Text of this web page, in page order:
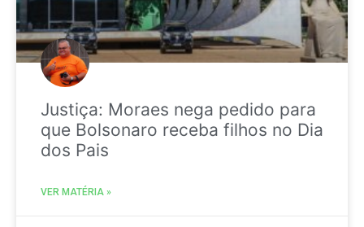
Justiça: Moraes nega pedido para
que Bolsonaro receba filhos no Dia
dos Pais
VER MATÉRIA »